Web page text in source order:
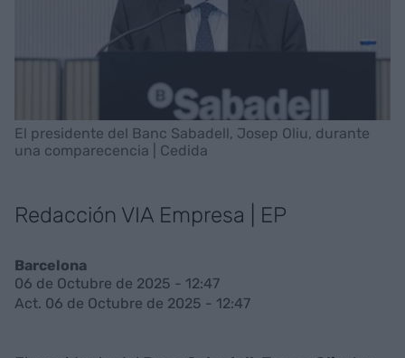
El presidente del Banc Sabadell, Josep Oliu, durante
una comparecencia | Cedida
Redacción VIA Empresa | EP
Barcelona
06 de Octubre de 2025 - 12:47
Act. 06 de Octubre de 2025 - 12:47